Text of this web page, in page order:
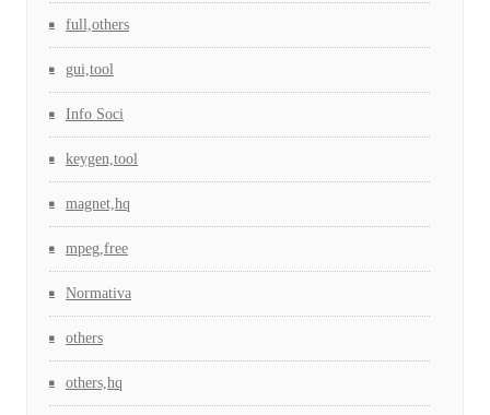
full,others
gui,tool
Info Soci
keygen,tool
magnet,hq
mpeg,free
Normativa
others
others,hq